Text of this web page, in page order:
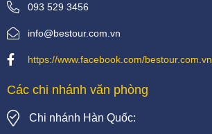
093 529 3456
info@bestour.com.vn
https://www.facebook.com/bestour.com.vn
Các chi nhánh văn phòng
Chi nhánh Hàn Quốc: